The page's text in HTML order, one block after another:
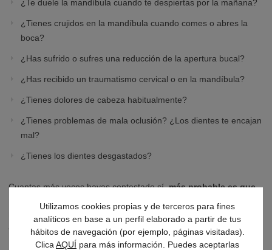
¿Te duele la mandíbula cuando te despiertas por la mañana?
¿Tienes crujidos en la mandíbula cuando comes o abres la
boca?
¿Has sufrido o sufres una reducción de la apertura bucal?
¿Has recibido un traumatismo cervical o en la mandíbula?
¿Tienes dolores de cabeza habitualmente?
¿Tienes problemas de mala oclusión? ¿Los dientes te encajan
mal?
¿Tienes los dientes desgastados?
Cuantas más veces hayas contestado sí,más probable es que
nuestro consejo es que acudas al dentista, ya que cuanto más
avanzado esté el proceso más complejo resulta el tratamiento.
Utilizamos cookies propias y de terceros para fines
analíticos en base a un perfil elaborado a partir de tus
hábitos de navegación (por ejemplo, páginas visitadas).
Clica AQUÍ para más información. Puedes aceptarlas